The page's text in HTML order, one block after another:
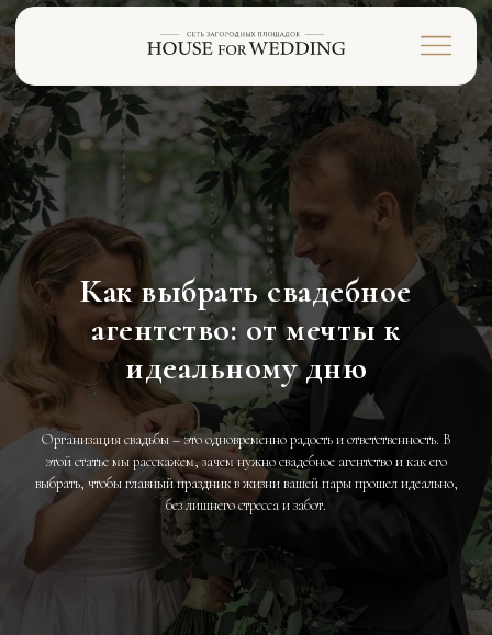
Как выбрать свадебное
агентство: от мечты к
идеальному дню
Организация свадьбы – это одновременно радость и ответственность. В
этой статье мы расскажем, зачем нужно свадебное агентство и как его
выбрать, чтобы главный праздник в жизни вашей пары прошел идеально,
без лишнего стресса и забот.